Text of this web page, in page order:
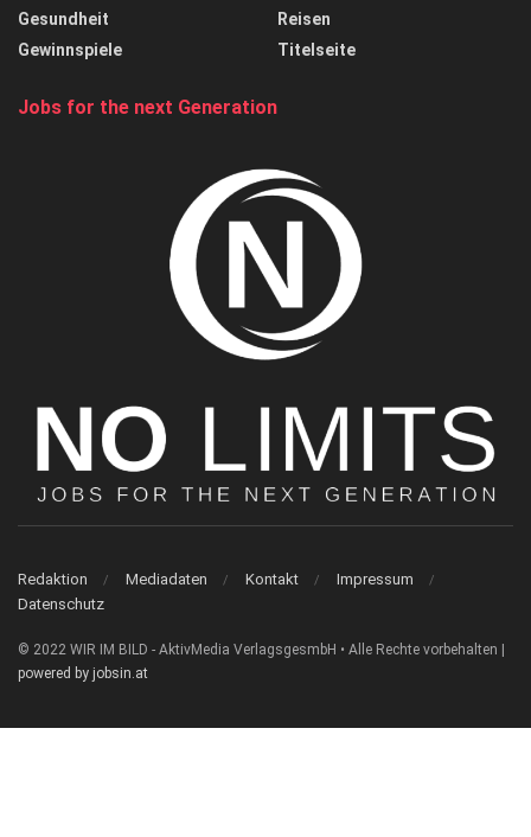
Gesundheit
Gewinnspiele
Reisen
Titelseite
Jobs for the next Generation
Redaktion Mediadaten Kontakt
Impressum
Datenschutz
© 2022 WIR IM BILD - AktivMedia VerlagsgesmbH • Alle Rechte vorbehalten |
powered by jobsin.at